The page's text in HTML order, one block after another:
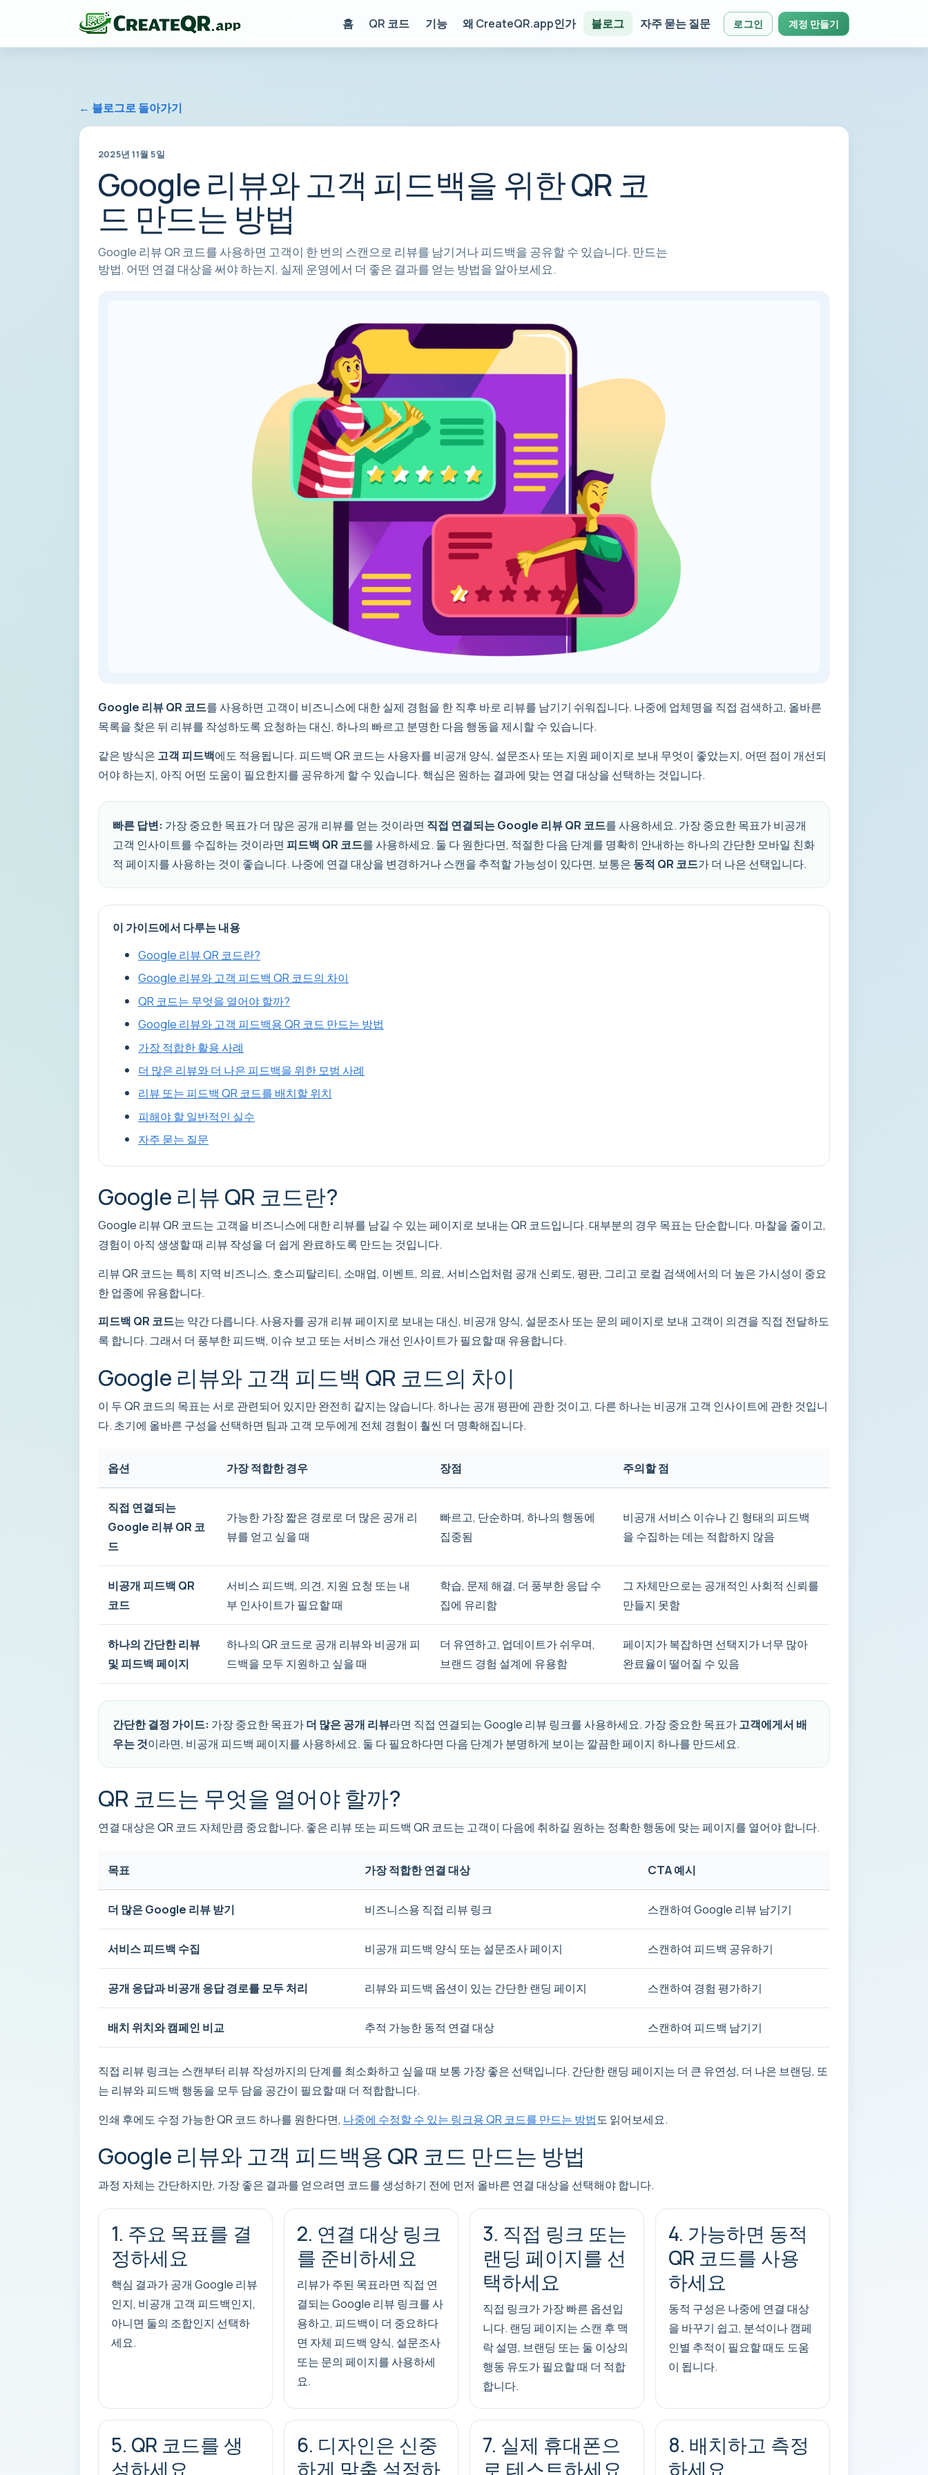
홈 QR 코드 기능 왜 CreateQR.app인가 블로그 자주 묻는 질문 로그인 계정 만들기
← 블로그로 돌아가기
2025년 11월 5일
Google 리뷰와 고객 피드백을 위한 QR 코
드 만드는 방법
Google 리뷰 QR 코드를 사용하면 고객이 한 번의 스캔으로 리뷰를 남기거나 피드백을 공유할 수 있습니다. 만드는
방법, 어떤 연결 대상을 써야 하는지, 실제 운영에서 더 좋은 결과를 얻는 방법을 알아보세요.
Google 리뷰 QR 코드를 사용하면 고객이 비즈니스에 대한 실제 경험을 한 직후 바로 리뷰를 남기기 쉬워집니다. 나중에 업체명을 직접 검색하고, 올바른
목록을 찾은 뒤 리뷰를 작성하도록 요청하는 대신, 하나의 빠르고 분명한 다음 행동을 제시할 수 있습니다.
같은 방식은 고객 피드백에도 적용됩니다. 피드백 QR 코드는 사용자를 비공개 양식, 설문조사 또는 지원 페이지로 보내 무엇이 좋았는지, 어떤 점이 개선되
어야 하는지, 아직 어떤 도움이 필요한지를 공유하게 할 수 있습니다. 핵심은 원하는 결과에 맞는 연결 대상을 선택하는 것입니다.
빠른 답변: 가장 중요한 목표가 더 많은 공개 리뷰를 얻는 것이라면 직접 연결되는 Google 리뷰 QR 코드를 사용하세요. 가장 중요한 목표가 비공개
고객 인사이트를 수집하는 것이라면 피드백 QR 코드를 사용하세요. 둘 다 원한다면, 적절한 다음 단계를 명확히 안내하는 하나의 간단한 모바일 친화
적 페이지를 사용하는 것이 좋습니다. 나중에 연결 대상을 변경하거나 스캔을 추적할 가능성이 있다면, 보통은 동적 QR 코드가 더 나은 선택입니다.
이 가이드에서 다루는 내용
Google 리뷰 QR 코드란?
Google 리뷰와 고객 피드백 QR 코드의 차이
QR 코드는 무엇을 열어야 할까?
Google 리뷰와 고객 피드백용 QR 코드 만드는 방법
가장 적합한 활용 사례
더 많은 리뷰와 더 나은 피드백을 위한 모범 사례
리뷰 또는 피드백 QR 코드를 배치할 위치
피해야 할 일반적인 실수
자주 묻는 질문
Google 리뷰 QR 코드란?
Google 리뷰 QR 코드는 고객을 비즈니스에 대한 리뷰를 남길 수 있는 페이지로 보내는 QR 코드입니다. 대부분의 경우 목표는 단순합니다. 마찰을 줄이고,
경험이 아직 생생할 때 리뷰 작성을 더 쉽게 완료하도록 만드는 것입니다.
리뷰 QR 코드는 특히 지역 비즈니스, 호스피탈리티, 소매업, 이벤트, 의료, 서비스업처럼 공개 신뢰도, 평판, 그리고 로컬 검색에서의 더 높은 가시성이 중요
한 업종에 유용합니다.
피드백 QR 코드는 약간 다릅니다. 사용자를 공개 리뷰 페이지로 보내는 대신, 비공개 양식, 설문조사 또는 문의 페이지로 보내 고객이 의견을 직접 전달하도
록 합니다. 그래서 더 풍부한 피드백, 이슈 보고 또는 서비스 개선 인사이트가 필요할 때 유용합니다.
Google 리뷰와 고객 피드백 QR 코드의 차이
이 두 QR 코드의 목표는 서로 관련되어 있지만 완전히 같지는 않습니다. 하나는 공개 평판에 관한 것이고, 다른 하나는 비공개 고객 인사이트에 관한 것입니
다. 초기에 올바른 구성을 선택하면 팀과 고객 모두에게 전체 경험이 훨씬 더 명확해집니다.
옵션 가장 적합한 경우 장점 주의할 점
직접 연결되는
Google 리뷰 QR 코
드
가능한 가장 짧은 경로로 더 많은 공개 리
뷰를 얻고 싶을 때
빠르고, 단순하며, 하나의 행동에
집중됨
비공개 서비스 이슈나 긴 형태의 피드백
을 수집하는 데는 적합하지 않음
비공개 피드백 QR
코드
서비스 피드백, 의견, 지원 요청 또는 내
부 인사이트가 필요할 때
학습, 문제 해결, 더 풍부한 응답 수
집에 유리함
그 자체만으로는 공개적인 사회적 신뢰를
만들지 못함
하나의 간단한 리뷰
및 피드백 페이지
하나의 QR 코드로 공개 리뷰와 비공개 피
드백을 모두 지원하고 싶을 때
더 유연하고, 업데이트가 쉬우며,
브랜드 경험 설계에 유용함
페이지가 복잡하면 선택지가 너무 많아
완료율이 떨어질 수 있음
간단한 결정 가이드: 가장 중요한 목표가더 많은 공개 리뷰라면 직접 연결되는 Google 리뷰 링크를 사용하세요. 가장 중요한 목표가고객에게서 배
우는 것이라면, 비공개 피드백 페이지를 사용하세요. 둘 다 필요하다면 다음 단계가 분명하게 보이는 깔끔한 페이지 하나를 만드세요.
QR 코드는 무엇을 열어야 할까?
연결 대상은 QR 코드 자체만큼 중요합니다. 좋은 리뷰 또는 피드백 QR 코드는 고객이 다음에 취하길 원하는 정확한 행동에 맞는 페이지를 열어야 합니다.
목표 가장 적합한 연결 대상 CTA 예시
더 많은 Google 리뷰 받기 비즈니스용 직접 리뷰 링크 스캔하여 Google 리뷰 남기기
서비스 피드백 수집 비공개 피드백 양식 또는 설문조사 페이지 스캔하여 피드백 공유하기
공개 응답과 비공개 응답 경로를 모두 처리 리뷰와 피드백 옵션이 있는 간단한 랜딩 페이지 스캔하여 경험 평가하기
배치 위치와 캠페인 비교 추적 가능한 동적 연결 대상 스캔하여 피드백 남기기
직접 리뷰 링크는 스캔부터 리뷰 작성까지의 단계를 최소화하고 싶을 때 보통 가장 좋은 선택입니다. 간단한 랜딩 페이지는 더 큰 유연성, 더 나은 브랜딩, 또
는 리뷰와 피드백 행동을 모두 담을 공간이 필요할 때 더 적합합니다.
인쇄 후에도 수정 가능한 QR 코드 하나를 원한다면, 나중에 수정할 수 있는 링크용 QR 코드를 만드는 방법 도 읽어보세요.
Google 리뷰와 고객 피드백용 QR 코드 만드는 방법
과정 자체는 간단하지만, 가장 좋은 결과를 얻으려면 코드를 생성하기 전에 먼저 올바른 연결 대상을 선택해야 합니다.
1. 주요 목표를 결
정하세요
핵심 결과가 공개 Google 리뷰
인지, 비공개 고객 피드백인지,
아니면 둘의 조합인지 선택하
세요.
2. 연결 대상 링크
를 준비하세요
리뷰가 주된 목표라면 직접 연
결되는 Google 리뷰 링크를 사
용하고, 피드백이 더 중요하다
면 자체 피드백 양식, 설문조사
또는 문의 페이지를 사용하세
요.
3. 직접 링크 또는
랜딩 페이지를 선
택하세요
직접 링크가 가장 빠른 옵션입
니다. 랜딩 페이지는 스캔 후 맥
락 설명, 브랜딩 또는 둘 이상의
행동 유도가 필요할 때 더 적합
합니다.
4. 가능하면 동적
QR 코드를 사용
하세요
동적 구성은 나중에 연결 대상
을 바꾸기 쉽고, 분석이나 캠페
인별 추적이 필요할 때도 도움
이 됩니다.
5. QR 코드를 생
성하세요
6. 디자인은 신중
하게 맞춤 설정하
7. 실제 휴대폰으
로 테스트하세요
8. 배치하고 측정
하세요